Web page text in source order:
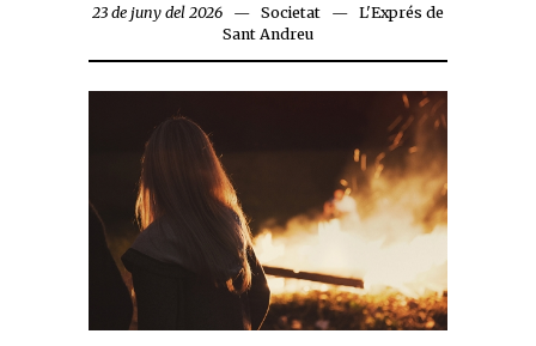
23 de juny del 2026 Societat
L'Exprés de
Sant Andreu